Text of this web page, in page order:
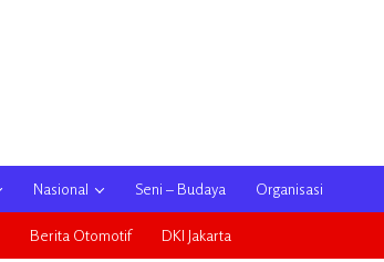
Nasional Seni – Budaya Organisasi
Berita Otomotif DKI Jakarta